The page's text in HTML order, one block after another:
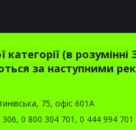
(в
за наступними
75, офіс 601А
, 0 800 304 701 , 0 444 994 701